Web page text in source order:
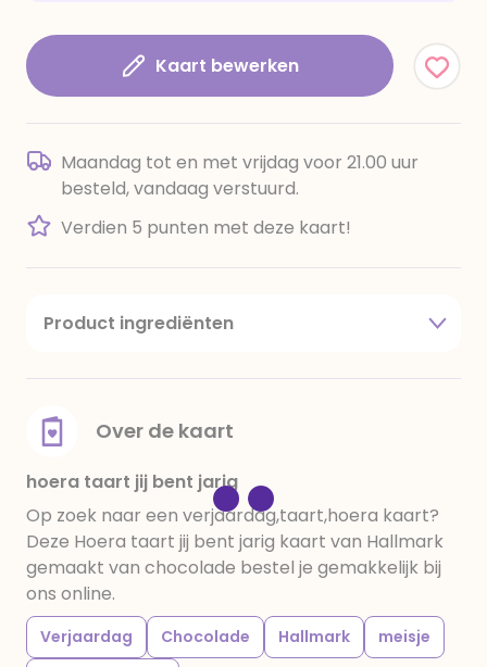
Kaart bewerken
Maandag tot en met vrijdag voor 21.00 uur
besteld, vandaag verstuurd.
Verdien 5 punten met deze kaart!
Product ingrediënten
amandelen,cacaomassa, emulgator (sojalecithine),
voedingszuur: citroenzuur E 330, verdikkingsmiddel
E415, water, bevochtigingsmiddel E422, emulgator:
E433, kleurstoffen: E102, E110, E122: kan de activiteit en
concentratie van kinderen negatief beïnvloeden,
E133, E151. Chocolade bevat ten minste 34%
cacaobestanddelen. Kan sporen van gluten
bevatten. Koel en droog bewaren.
Over de kaart
hoera taart jij bent jarig
Op zoek naar een verjaardag,taart,hoera kaart?
Deze Hoera taart jij bent jarig kaart van Hallmark
gemaakt van chocolade bestel je gemakkelijk bij
ons online.
Verjaardag Chocolade Hallmark
meisje